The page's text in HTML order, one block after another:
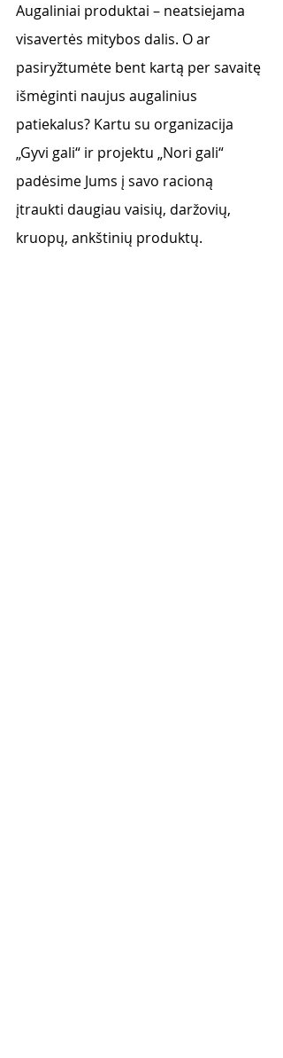
Augaliniai produktai – neatsiejama
visavertės mitybos dalis. O ar
pasiryžtumėte bent kartą per savaitę
išmėginti naujus augalinius
patiekalus? Kartu su organizacija
„Gyvi gali“ ir projektu „Nori gali“
padėsime Jums į savo racioną
įtraukti daugiau vaisių, daržovių,
kruopų, ankštinių produktų.